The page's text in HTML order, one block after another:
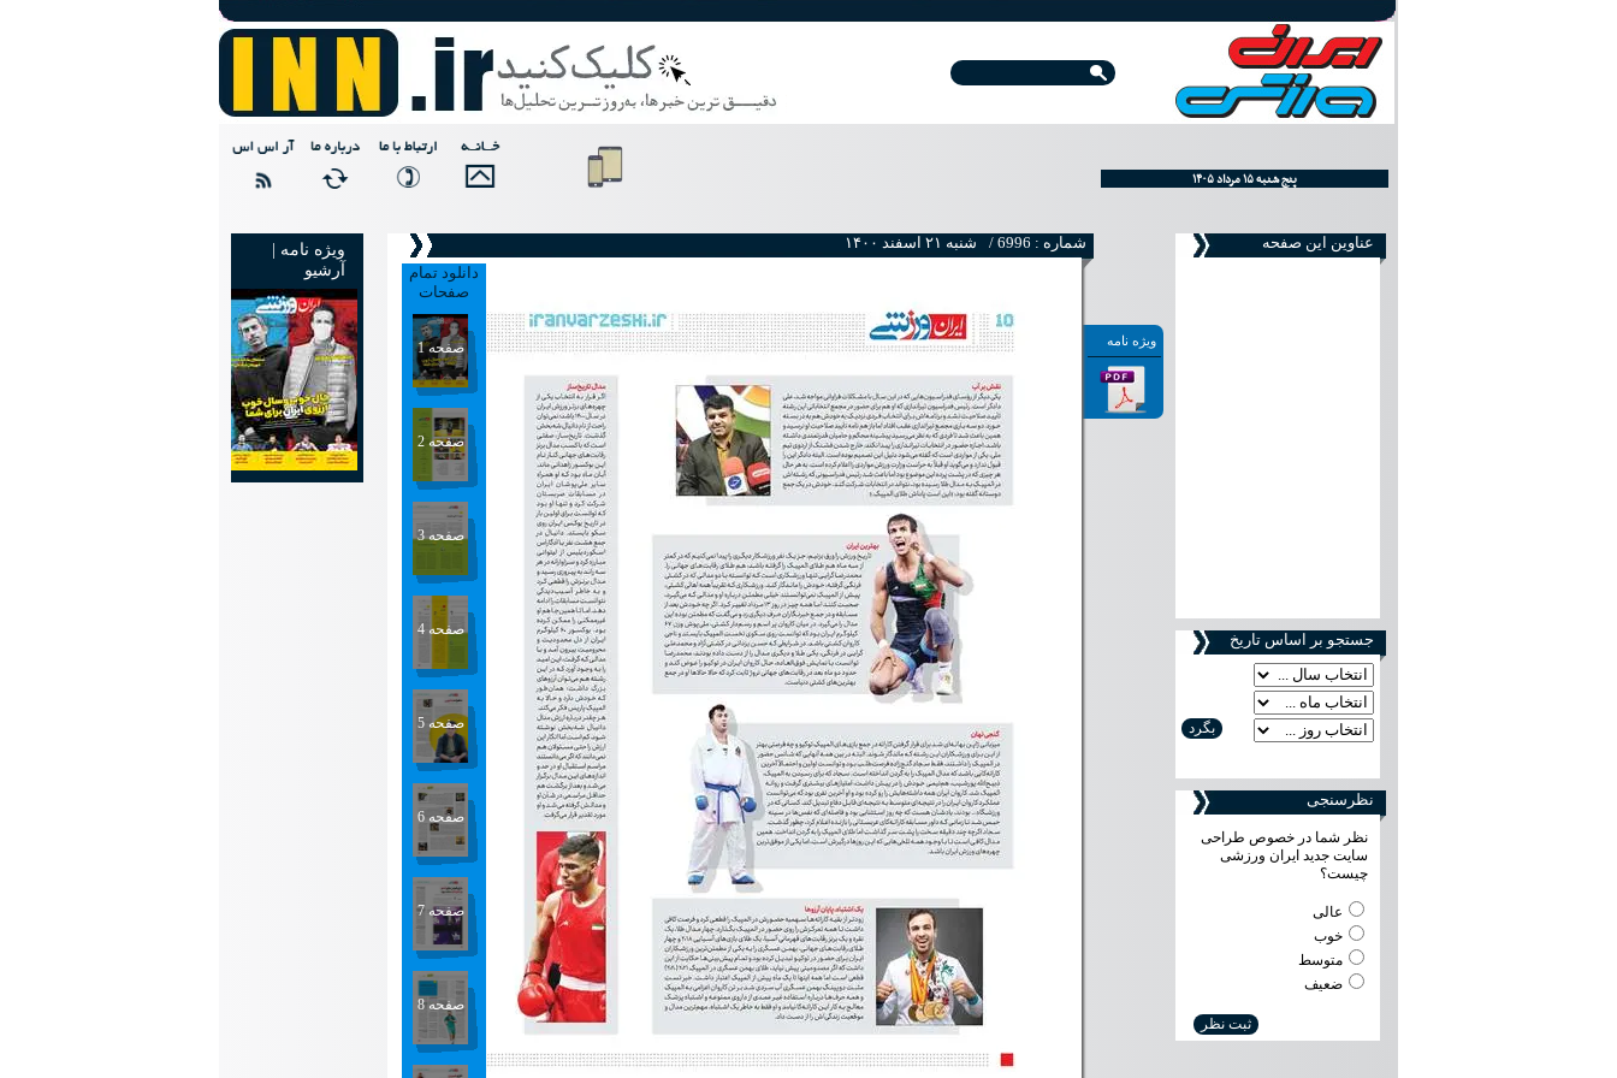
۱۴۰۵ پنج شنبه ۱۵ مرداد
عناوین این صفحه
جستجو بر اساس تاریخ
نظرسنجی
نظر شما در خصوص طراحی
سایت جدید ایران ورزشی
چیست؟
عالی
خوب
متوسط
ضعیف
ویژه نامه
شماره : 6996 /
۱۴۰۰ شنبه ۲۱ اسفند
دانلود تمام
صفحات
صفحه 1
صفحه 2
صفحه 3
صفحه 4
صفحه 5
صفحه 6
صفحه 7
صفحه 8
ویژه نامه |
آرشیو